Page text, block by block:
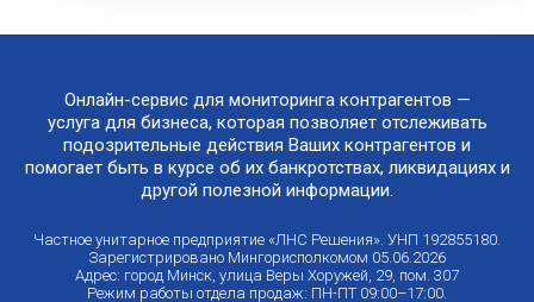
Онлайн-сервис для мониторинга контрагентов —
услуга для бизнеса, которая позволяет отслеживать
подозрительные действия Ваших контрагентов и
помогает быть в курсе об их банкротствах, ликвидациях и
другой полезной информации.
Частное унитарное предприятие «ЛНС Решения». УНП 192855180.
Зарегистрировано Мингорисполкомом 05.06.2026
Адрес: город Минск, улица Веры Хоружей, 29, пом. 307
Режим работы отдела продаж: ПН-ПТ 09:00–17:00.